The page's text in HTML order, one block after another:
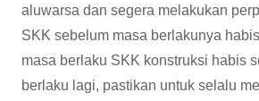
aluwarsa dan segera melakukan
SKK sebelum masa berlakunya
masa berlaku SKK konstruksi habis
berlaku lagi, pastikan untuk selalu